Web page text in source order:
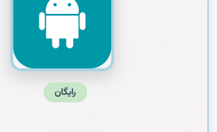
رایگان